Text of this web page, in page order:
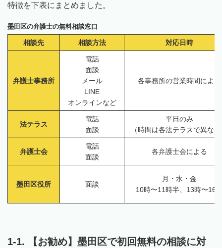
特徴を下表にまとめました。
墨田区の弁護士の無料相談窓口
相談先 相談方法 対応日時
弁護士事務所
電話
面談
メール
LINE
オンラインなど
各事務所の営業時間による
法テラス
電話
面談
平日のみ
（時間は各法テラスで異な
弁護士会
電話
面談
各弁護士会による
墨田区役所 面談
月・水・金
10時〜11時半、13時〜16
1-1. 【お勧め】墨田区で初回無料の相談に対